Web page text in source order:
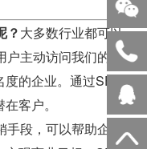
？大多数行业都可以
户主动访问我们的网
度的企业。通过SEO
客户。
段，可以帮助企业